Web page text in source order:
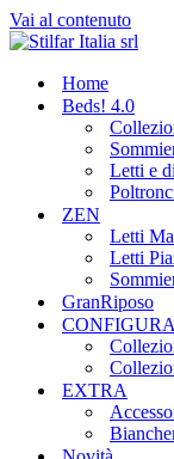
Vai al contenuto
Home
Beds! 4.0
Letti e
ZEN
Letti
Letti
GranRiposo
EXTRA